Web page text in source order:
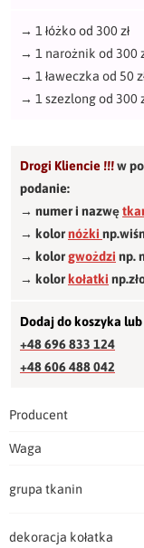
→ 1 łóżko od 300 zł
→ 1 narożnik od 300
→ 1 ławeczka od 50
→ 1 szezlong od 300
Drogi Kliencie !!!w
podanie:
→ numer i nazwę
→ kolornóżki
→ kolorgwożdzi np.
→ kolorkołatki
Dodaj do koszyka
+48 696 833 124
+48 606 488 042
Producent
Waga
grupa tkanin
dekoracja kołatka